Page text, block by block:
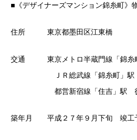
■《デザイナーズマンション錦糸町》
住所 東京都墨田区江東橋
交通 東京メトロ半蔵門線「錦糸
ＪＲ総武線「錦糸町」駅
都営新宿線「住吉」駅 徒
築年月 平成２７年９月下旬 竣工